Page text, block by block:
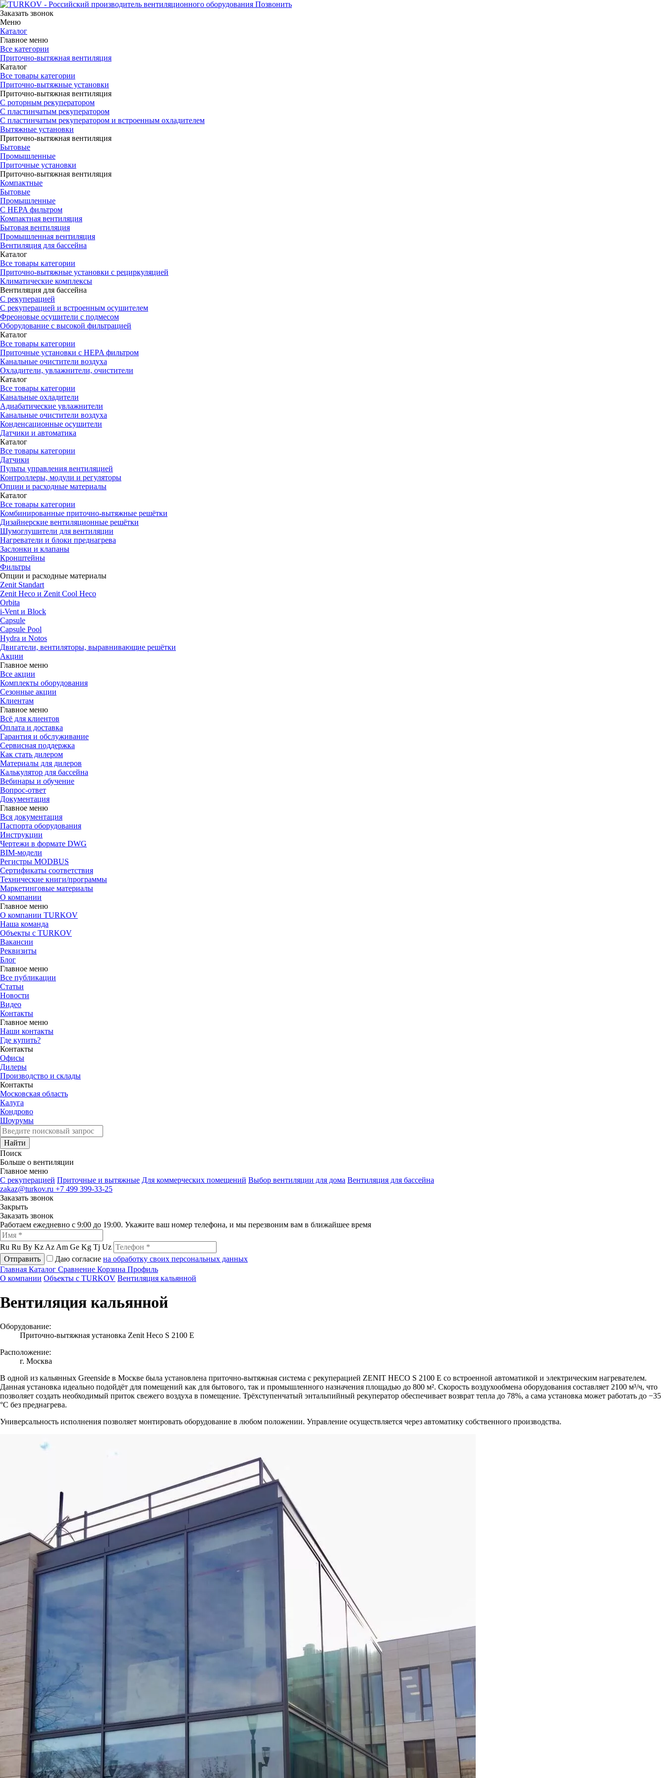
Позвонить
Заказать звонок
Меню
Каталог
Главное меню
Все категории
Приточно-вытяжная вентиляция
Каталог
Все товары категории
Приточно-вытяжные установки
Приточно-вытяжная вентиляция
С роторным рекуператором
С пластинчатым рекуператором
С пластинчатым рекуператором и встроенным охладителем
Вытяжные установки
Приточно-вытяжная вентиляция
Бытовые
Промышленные
Приточные установки
Приточно-вытяжная вентиляция
Компактные
Бытовые
Промышленные
С HEPA фильтром
Компактная вентиляция
Бытовая вентиляция
Промышленная вентиляция
Вентиляция для бассейна
Каталог
Все товары категории
Приточно-вытяжные установки с рециркуляцией
Климатические комплексы
Вентиляция для бассейна
С рекуперацией
С рекуперацией и встроенным осушителем
Фреоновые осушители с подмесом
Оборудование с высокой фильтрацией
Каталог
Все товары категории
Приточные установки c HEPA фильтром
Канальные очистители воздуха
Охладители, увлажнители, очистители
Каталог
Все товары категории
Канальные охладители
Адиабатические увлажнители
Канальные очистители воздуха
Конденсационные осушители
Датчики и автоматика
Каталог
Все товары категории
Датчики
Пульты управления вентиляцией
Контроллеры, модули и регуляторы
Опции и расходные материалы
Каталог
Все товары категории
Комбинированные приточно-вытяжные решётки
Дизайнерские вентиляционные решётки
Шумоглушители для вентиляции
Нагреватели и блоки преднагрева
Заслонки и клапаны
Кронштейны
Фильтры
Опции и расходные материалы
Zenit Standart
Zenit Heco и Zenit Cool Heco
Orbita
i-Vent и Block
Capsule
Capsule Pool
Hydra и Notos
Двигатели, вентиляторы, выравнивающие решётки
Акции
Главное меню
Все акции
Комплекты оборудования
Сезонные акции
Клиентам
Главное меню
Всё для клиентов
Оплата и доставка
Гарантия и обслуживание
Сервисная поддержка
Как стать дилером
Материалы для дилеров
Калькулятор для бассейна
Вебинары и обучение
Вопрос-ответ
Документация
Главное меню
Вся документация
Паспорта оборудования
Инструкции
Чертежи в формате DWG
BIM-модели
Регистры MODBUS
Сертификаты соответствия
Технические книги/программы
Маркетинговые материалы
О компании
Главное меню
О компании TURKOV
Наша команда
Объекты с TURKOV
Вакансии
Реквизиты
Блог
Главное меню
Все публикации
Статьи
Новости
Видео
Контакты
Главное меню
Наши контакты
Где купить?
Контакты
Офисы
Дилеры
Производство и склады
Контакты
Московская область
Калуга
Кондрово
Шоурумы
Найти
Поиск
Больше о вентиляции
Главное меню
C рекуперацией Приточные и вытяжные Для коммерческих помещений Выбор вентиляции для дома Вентиляция для бассейна
zakaz@turkov.ru +7 499 399-33-25
Заказать звонок
Закрыть
Заказать звонок
Работаем ежедневно с 9:00 до 19:00. Укажите ваш номер телефона, и мы перезвоним вам в ближайшее время
Ru Ru By Kz Az Am Ge Kg Tj Uz
Отправить
Даю согласие на обработку своих персональных данных
Главная Каталог Сравнение Корзина Профиль
О компании Объекты с TURKOV Вентиляция кальянной
Вентиляция кальянной
Оборудование:
Приточно-вытяжная установка Zenit Heco S 2100 E
Расположение:
г. Москва
В одной из кальянных Greenside в Москве была установлена приточно-вытяжная система с рекуперацией ZENIT HECO S 2100 E со встроенной автоматикой и электрическим нагревателем.
Данная установка идеально подойдёт для помещений как для бытового, так и промышленного назначения площадью до 800 м². Скорость воздухообмена оборудования составляет 2100 м³/ч, что
позволяет создать необходимый приток свежего воздуха в помещение. Трёхступенчатый энтальпийный рекуператор обеспечивает возврат тепла до 78%, а сама установка может работать до −35
°С без преднагрева.
Универсальность исполнения позволяет монтировать оборудование в любом положении. Управление осуществляется через автоматику собственного производства.